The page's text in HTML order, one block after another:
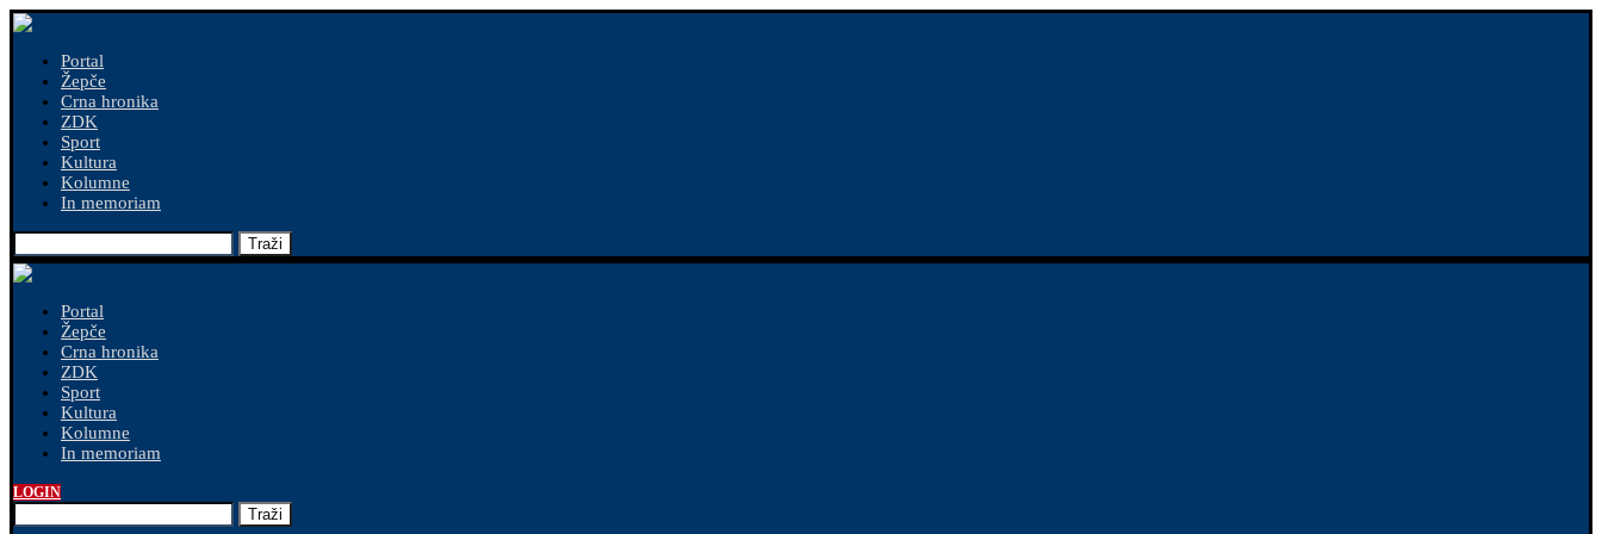
Portal
Žepče
Crna hronika
ZDK
Sport
Kultura
Kolumne
In memoriam
Traži
Portal
Žepče
Crna hronika
ZDK
Sport
Kultura
Kolumne
In memoriam
LOGIN
Traži